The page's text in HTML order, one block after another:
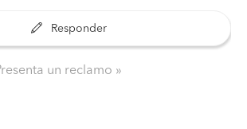
Responder
un reclamo